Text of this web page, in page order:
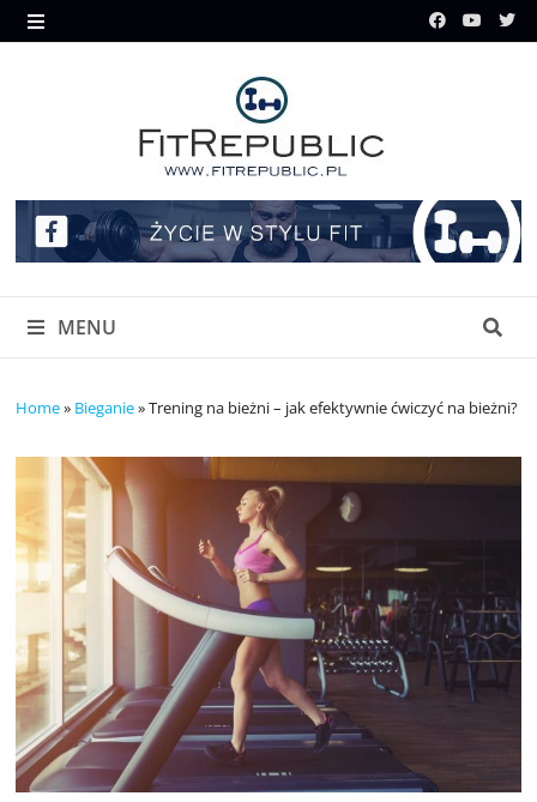
Skip
to
MENU
MENU
Home» Bieganie»Trening na bieżni – jak efektywnie ćwiczyć na bieżni?